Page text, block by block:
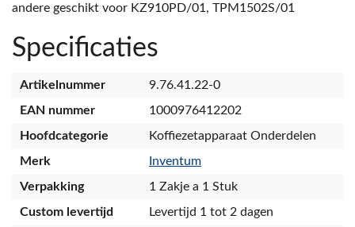
andere geschikt voor KZ910PD/01, TPM1502S/01
Specificaties
Artikelnummer
9.76.41.22-0
EAN nummer
1000976412202
Hoofdcategorie
Koffiezetapparaat Onderdelen
Merk
Inventum
Verpakking
1 Zakje a 1 Stuk
Custom levertijd
Levertijd 1 tot 2 dagen